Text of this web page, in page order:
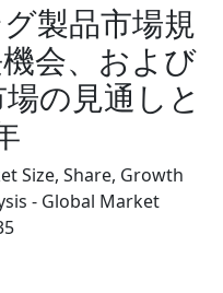
製品市場規
会、および
の見通しと
Size, Share, Growth
- Global Market